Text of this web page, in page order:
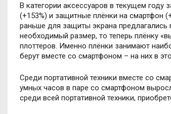
В категории аксессуаров в текущем году
(+153%) и защитные плёнки на смартфон
раньше для защиты экрана предлагались
необходимый размер, то теперь плёнку
плоттеров. Именно плёнки занимают
берут вместе со смартфоном – на них в
Среди портативной техники вместе со
умных часов в паре со смартфоном
среди всей портативной техники,